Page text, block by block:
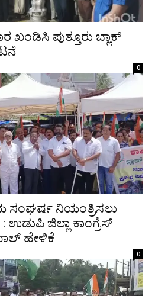
ಪುತ್ತೂರು ಬ್ಲಾಕ್
0
ಸಂಘರ್ಷ ನಿಯಂತ್ರಿಸಲು
ಉಡುಪಿ ಜಿಲ್ಲಾ ಕಾಂಗ್ರೆಸ್
ಹೇಳಿಕೆ
0